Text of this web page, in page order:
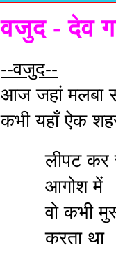
वजुद - देव
--वजुद--
आज जहां मलबा
कभी यहाँ ऐक
लीपट कर
आगोश में
वो कभी
करता था